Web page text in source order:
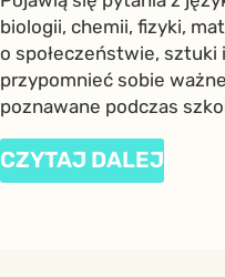
biologii, chemii, fizyki,
o społeczeństwie, sztuki
przypomnieć sobie
poznawane podczas
CZYTAJ DALEJ